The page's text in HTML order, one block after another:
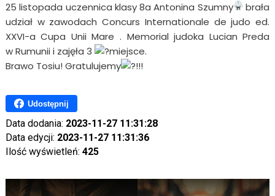
25 listopada uczennica klasy 8a Antonina Szumny
brała
udział w zawodach Concurs Internationale de judo ed.
XXVI-a Cupa Unii Mare . Memorial judoka Lucian Preda
w Rumunii i zajęła 3
miejsce.
Brawo Tosiu! Gratulujemy
!!!
Udostępnij
Data dodania: 2023-11-27 11:31:28
Data edycji: 2023-11-27 11:31:36
Ilość wyświetleń: 425